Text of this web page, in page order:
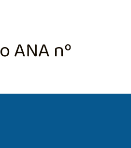
ANA nº